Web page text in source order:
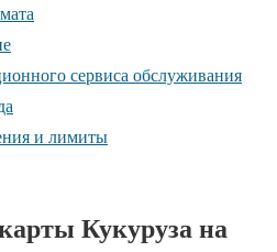
сервиса обслуживания
и лимиты
Кукуруза на